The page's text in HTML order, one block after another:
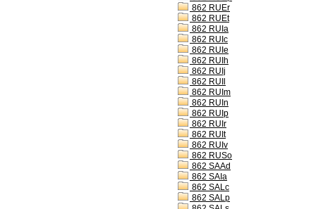
862 RUEr
862 RUEt
862 RUIa
862 RUIc
862 RUIe
862 RUIh
862 RUIj
862 RUIl
862 RUIm
862 RUIn
862 RUIp
862 RUIr
862 RUIt
862 RUIv
862 RUSo
862 SAAd
862 SAIa
862 SALc
862 SALp